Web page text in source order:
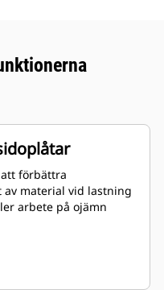
förbättra
av material vid lastning
arbete på ojämn